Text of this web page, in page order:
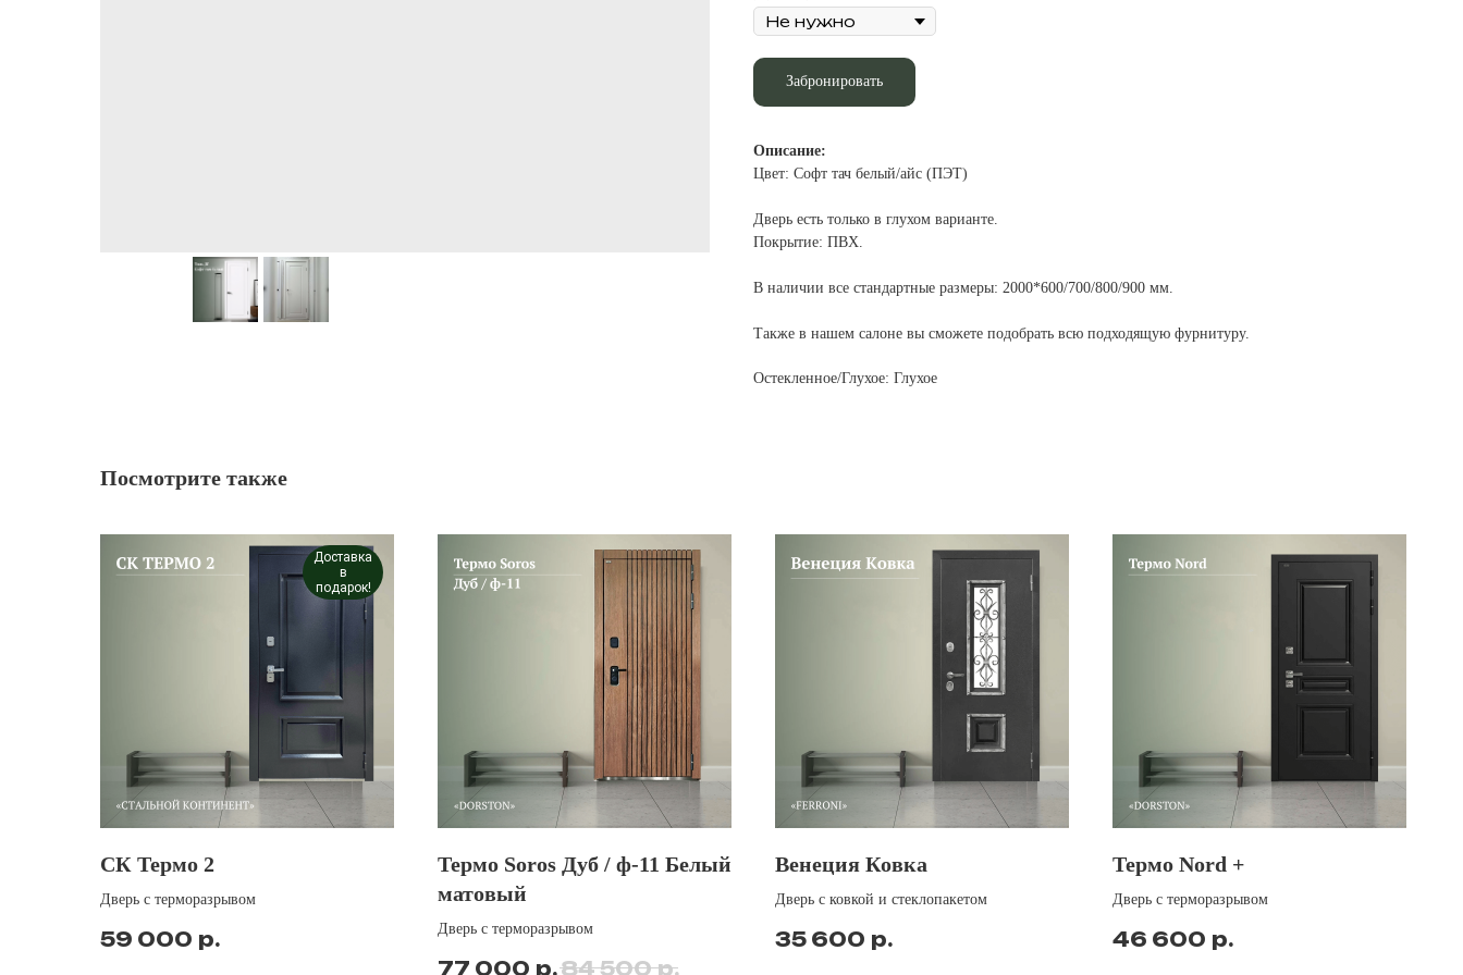
Забронировать
Описание:
Цвет: Софт тач белый/айс (ПЭТ)
Дверь есть только в глухом варианте.
Покрытие: ПВХ.
В наличии все стандартные размеры: 2000*600/700/800/900 мм.
Также в нашем салоне вы сможете подобрать всю подходящую фурнитуру.
Остекленное/Глухое: Глухое
Посмотрите также
Доставка
в
подарок!
СК Термо 2
Дверь с терморазрывом
59 000 р.
Термо Soros Дуб / ф-11 Белый
матовый
Дверь с терморазрывом
77 000 р.84 500 р.
Венеция Ковка
Дверь с ковкой и стеклопакетом
35 600 р.
Термо Nord +
Дверь с терморазрывом
46 600 р.